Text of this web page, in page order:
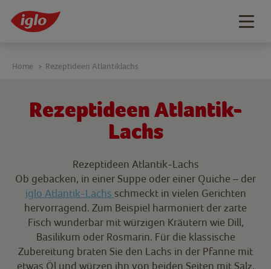
Rezeptideen Atlantik-
Lachs
Rezeptideen Atlantik-Lachs
Ob gebacken, in einer Suppe oder einer Quiche – der
iglo Atlantik-Lachs schmeckt in vielen Gerichten
hervorragend. Zum Beispiel harmoniert der zarte
Fisch wunderbar mit würzigen Kräutern wie Dill,
Basilikum oder Rosmarin. Für die klassische
Zubereitung braten Sie den Lachs in der Pfanne mit
etwas Öl und würzen ihn von beiden Seiten mit Salz,
Home > Rezeptideen Atlantiklachs